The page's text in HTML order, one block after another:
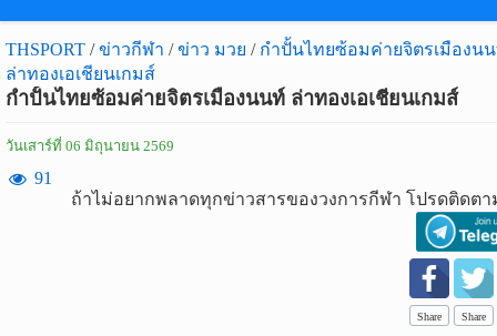
THSPORT / ข่าวกีฬา / ข่าว มวย / กำปั้นไทยซ้อมค่ายจิตรเมืองน
ล่าทองเอเชียนเกมส์
กำปั้นไทยซ้อมค่ายจิตรเมืองนนท์ ล่าทองเอเชียนเกมส์
วันเสาร์ที่ 06 มิถุนายน 2569
91
ถ้าไม่อยากพลาดทุกข่าวสารของวงการกีฬา โปรดติดตา
Share Share
เข้าสู่ระบบ
เข้าสู่ระบบด้วย facebook
สมัคร
สมาชิก